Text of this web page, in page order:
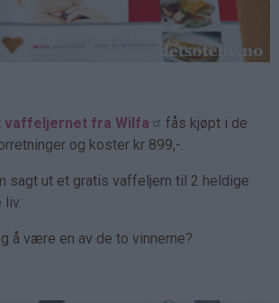
vaffeljernet fra Wilfa
fås kjøpt i de
og koster kr 899,-.
sagt ut et gratis vaffeljern til 2 heldige
liv.
å være en av de to vinnerne?